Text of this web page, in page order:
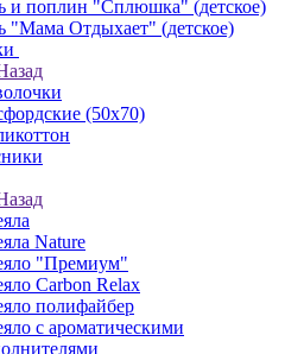
и поплин "Сплюшка" (детское)
"Мама Отдыхает" (детское)
(50х70)
Nature
"Премиум"
Carbon Relax
полифайбер
с ароматическими